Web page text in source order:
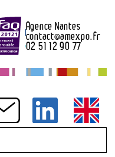
Agence Nantes
contact@amexpo.fr
02 51 12 90 77